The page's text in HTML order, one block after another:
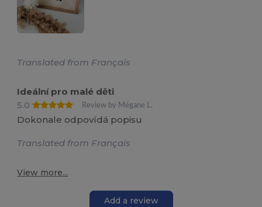
Translated from Français
Ideální pro malé děti
5.0
Review by Mégane L.
Dokonale odpovídá popisu
Translated from Français
View more...
Add a review